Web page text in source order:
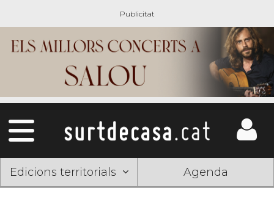
Edicions territorials Agenda